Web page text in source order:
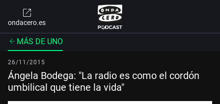
ondacero.es
MÁS DE UNO
26/11/2015
Ángela Bodega: "La radio es como el cordón
umbilical que tiene la vida"